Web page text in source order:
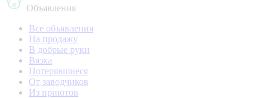
Объявления
Все объявления
На продажу
В добрые руки
Вязка
Потерявшиеся
От заводчиков
Из приютов